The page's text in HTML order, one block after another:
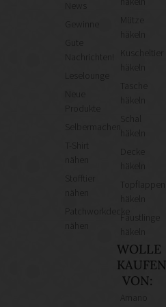
News
Gute
Nachrichten!
Leselounge
Neue
Produkte
Selbermachen
T-Shirt
Stofftier
Patchworkdecke
Mütze
häkeln
Kuscheltier
Tasche
häkeln
häkeln
Topflappen
häkeln
Fäustlinge
häkeln
WOLLE
KAUFEN
VON: